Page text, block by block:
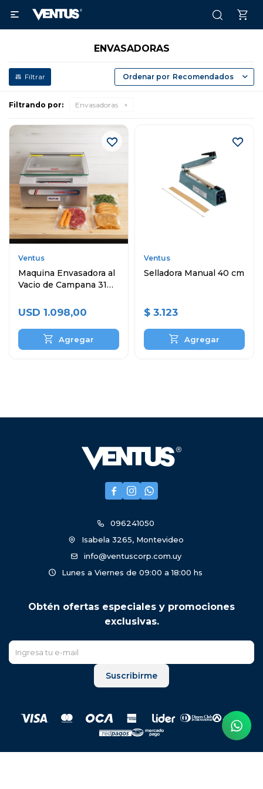

ENVASADORAS
Recomendados
Filtrando por: Envasadoras
Ventus
Maquina Envasadora al
Vacio de Campana 31
USD 1.098,00
Ventus
Selladora Manual 40 cm
$ 3.123
  
096241050
Isabela 3265, Montevideo
info@ventuscorp.com.uy
Lunes a Viernes de 09:00 a 18:00 hs
Obtén ofertas especiales y promociones
exclusivas.
Suscribirme